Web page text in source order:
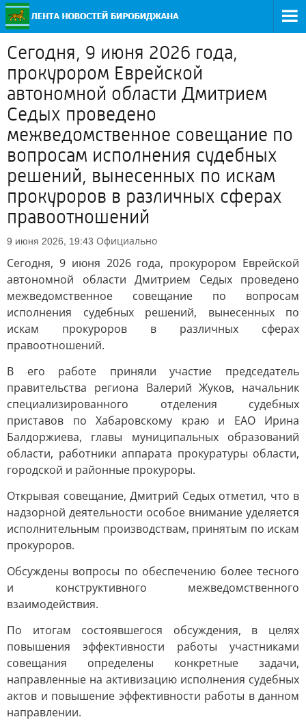
Сегодня, 9 июня 2026 года,
прокурором Еврейской
автономной области Дмитрием
Седых проведено
межведомственное совещание по
вопросам исполнения судебных
решений, вынесенных по искам
прокуроров в различных сферах
правоотношений
9 июня 2026, 19:43 Официально
Сегодня, 9 июня 2026 года, прокурором Еврейской
автономной области Дмитрием Седых проведено
межведомственное совещание по вопросам
исполнения судебных решений, вынесенных по
искам прокуроров в различных сферах
правоотношений.
В его работе приняли участие председатель
правительства региона Валерий Жуков, начальник
специализированного отделения судебных
приставов по Хабаровскому краю и ЕАО Ирина
Балдоржиева, главы муниципальных образований
области, работники аппарата прокуратуры области,
городской и районные прокуроры.
Открывая совещание, Дмитрий Седых отметил, что в
надзорной деятельности особое внимание уделяется
исполнительным производствам, принятым по искам
прокуроров.
Обсуждены вопросы по обеспечению более тесного
и конструктивного межведомственного
взаимодействия.
По итогам состоявшегося обсуждения, в целях
повышения эффективности работы участниками
совещания определены конкретные задачи,
направленные на активизацию исполнения судебных
актов и повышение эффективности работы в данном
направлении.